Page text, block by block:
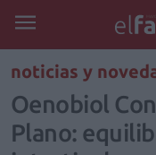
noticias y
Oenobiol
Plano: